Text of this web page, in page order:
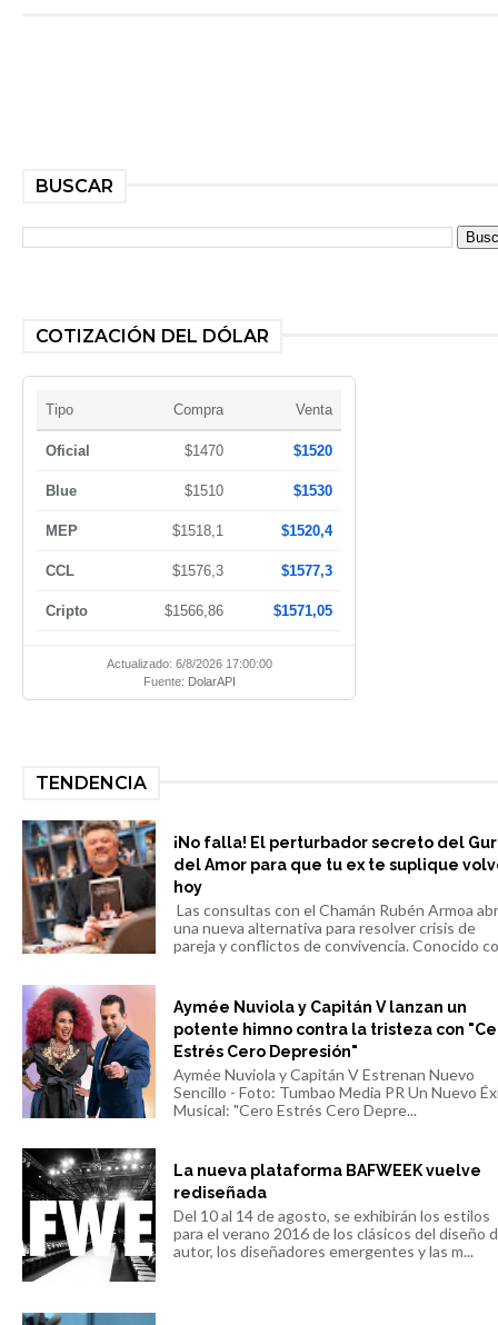
BUSCAR
COTIZACIÓN DEL DÓLAR
Tipo Compra Venta
Oficial $1470 $1520
Blue $1510 $1530
MEP $1518,1 $1520,4
CCL $1576,3 $1577,3
Cripto $1566,86 $1571,05
Actualizado: 6/8/2026 17:00:00
Fuente: DolarAPI
TENDENCIA
¡No falla! El perturbador secreto del
del Amor para que tu ex te suplique
hoy
Las consultas con el Chamán Rubén Armoa
una nueva alternativa para resolver crisis de
pareja y conflictos de convivencia. Conocido
Aymée Nuviola y Capitán V lanzan un
potente himno contra la tristeza con
Estrés Cero Depresión"
Aymée Nuviola y Capitán V Estrenan Nuevo
Sencillo - Foto: Tumbao Media PR Un Nuevo
Musical: "Cero Estrés Cero Depre...
La nueva plataforma BAFWEEK vuelve
rediseñada
Del 10 al 14 de agosto, se exhibirán los estilos
para el verano 2016 de los clásicos del diseño
autor, los diseñadores emergentes y las m...